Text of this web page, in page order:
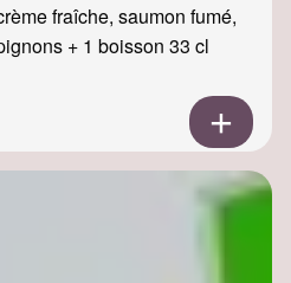
fraîche, saumon fumé,
+ 1 boisson 33 cl